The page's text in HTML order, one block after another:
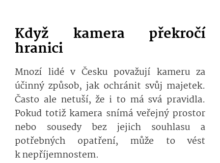
Když kamera překročí
hranici
Mnozí lidé v Česku považují kameru za
účinný způsob, jak ochránit svůj majetek.
Často ale netuší, že i to má svá pravidla.
Pokud totiž kamera snímá veřejný prostor
nebo sousedy bez jejich souhlasu a
potřebných opatření, může to vést
k nepříjemnostem.